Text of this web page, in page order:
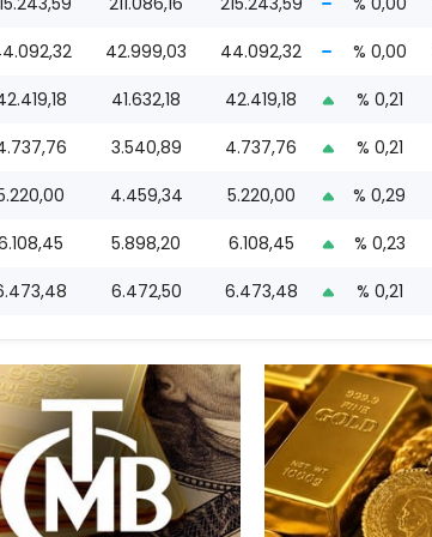
42.999,03 44.092,32 % 0,00
41.632,18 42.419,18 % 0,21
3.540,89 4.737,76 % 0,21
4.459,34 5.220,00 % 0,29
5.898,20 6.108,45 % 0,23
6.472,50 6.473,48 % 0,21